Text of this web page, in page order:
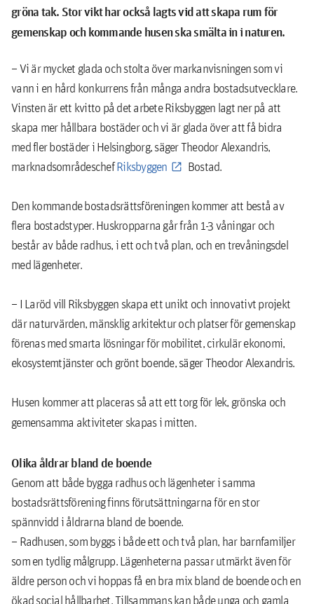
gröna tak. Stor vikt har också lagts vid att skapa rum för
gemenskap och kommande husen ska smälta in i naturen.
– Vi är mycket glada och stolta över markanvisningen som vi
vann i en hård konkurrens från många andra bostadsutvecklare.
Vinsten är ett kvitto på det arbete Riksbyggen lagt ner på att
skapa mer hållbara bostäder och vi är glada över att få bidra
med fler bostäder i Helsingborg, säger Theodor Alexandris,
marknadsområdeschefRiksbyggen Bostad.
Den kommande bostadsrättsföreningen kommer att bestå av
flera bostadstyper. Huskropparna går från 1-3 våningar och
består av både radhus, i ett och två plan, och en trevåningsdel
med lägenheter.
– I Laröd vill Riksbyggen skapa ett unikt och innovativt projekt
där naturvärden, mänsklig arkitektur och platser för gemenskap
förenas med smarta lösningar för mobilitet, cirkulär ekonomi,
ekosystemtjänster och grönt boende, säger Theodor Alexandris.
Husen kommer att placeras så att ett torg för lek, grönska och
gemensamma aktiviteter skapas i mitten.
Olika åldrar bland de boende
Genom att både bygga radhus och lägenheter i samma
bostadsrättsförening finns förutsättningarna för en stor
spännvidd i åldrarna bland de boende.
– Radhusen, som byggs i både ett och två plan, har barnfamiljer
som en tydlig målgrupp. Lägenheterna passar utmärkt även för
äldre person och vi hoppas få en bra mix bland de boende och en
ökad social hållbarhet. Tillsammans kan både unga och gamla